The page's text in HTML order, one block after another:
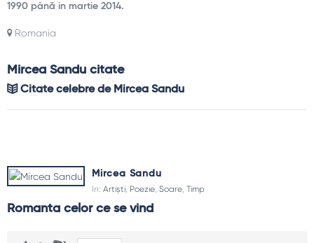
1990 până in martie 2014.
Romania
Mircea Sandu citate
Citate celebre de Mircea Sandu
Mircea Sandu
In: Artiști, Poezie, Soare, Timp
Romanta celor ce se vind